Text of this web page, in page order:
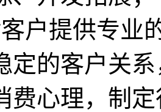
户提供专业
定的客户关
费心理，制